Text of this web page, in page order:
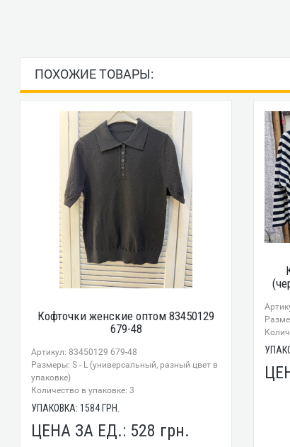
ПОХОЖИЕ ТОВАРЫ:
Кофточки женские оптом 83450129
679-48
Артикул: 83450129 679-48
Размеры: S - L (универсальный, разный цвет в
упаковке)
Количество в упаковке: 3
УПАКОВКА:1584 ГРН.
ЦЕНА ЗА ЕД.: 528 грн.